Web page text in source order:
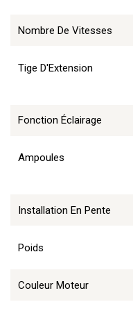
Nombre De Vitesses
Tige D'Extension
Fonction Éclairage
Ampoules
Installation En Pente
Poids
Couleur Moteur